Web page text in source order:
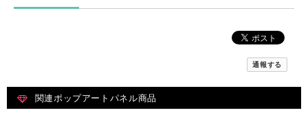
通報する
関連ポップアートパネル商品